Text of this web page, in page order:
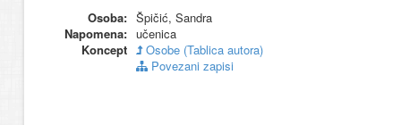
Osoba: Špičić, Sandra
Napomena: učenica
Koncept
Osobe (Tablica autora)
Povezani zapisi